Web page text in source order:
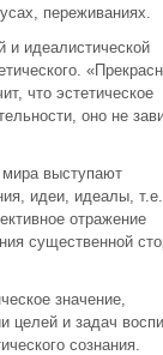
переживаниях.
и идеалистической
что эстетическое
оно не
мира выступают
идеи, идеалы, т.е.
отражение
существенной
значение,
целей и задач
сознания.